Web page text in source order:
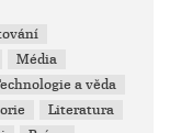
Média
a věda
Literatura